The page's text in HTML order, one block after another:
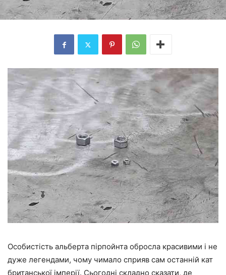
Особистість альберта пірпойнта обросла красивими і не
дуже легендами, чому чимало сприяв сам останній кат
британської імперії. Сьогодні складно сказати, де